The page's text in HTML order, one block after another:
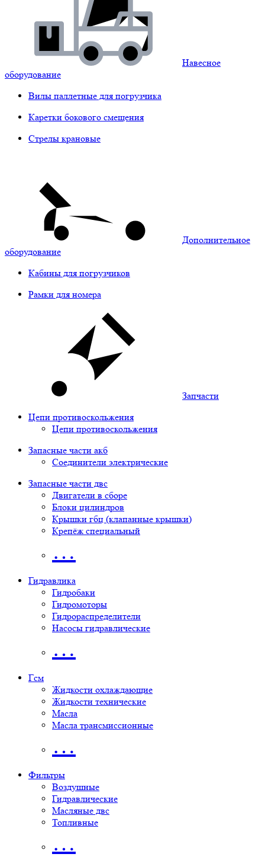
Навесное
оборудование
Вилы паллетные для погрузчика
Каретки бокового смещения
Стрелы крановые
Дополнительное
оборудование
Кабины для погрузчиков
Рамки для номера
Запчасти
Цепи противоскольжения
Цепи противоскольжения
Запасные части акб
Соединители электрические
Запасные части двс
Двигатели в сборе
Блоки цилиндров
Крышки гбц (клапанные крышки)
Крепёж специальный
…
Гидравлика
Гидробаки
Гидромоторы
Гидрораспределители
Насосы гидравлические
…
Гсм
Жидкости охлаждающие
Жидкости технические
Масла
Масла трансмиссионные
…
Фильтры
Воздушные
Гидравлические
Масляные двс
Топливные
…